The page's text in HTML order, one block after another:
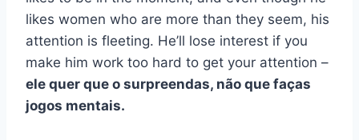
likes women who are more than they seem, his
attention is fleeting. He’ll lose interest if you
make him work too hard to get your attention –
ele quer que o surpreendas, não que faças
jogos mentais.